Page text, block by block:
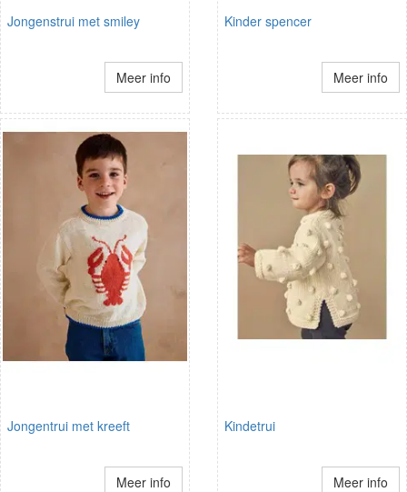
Jongenstrui met smiley
Meer info
Kinder spencer
Meer info
Jongentrui met kreeft
Meer info
Kindetrui
Meer info